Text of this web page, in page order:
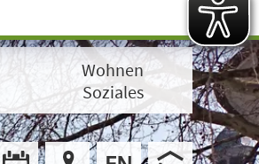
Wohnen
Soziales